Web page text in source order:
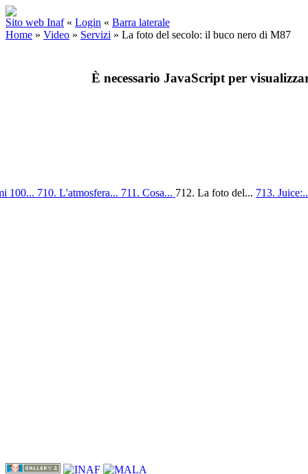
Sito web Inaf « Login « Barra laterale
Home » Video » Servizi » La foto del secolo: il buco nero di M87
È necessario JavaScript per
100... 710. L'atmosfera... 711. Cosa... 712. La foto del... 713.